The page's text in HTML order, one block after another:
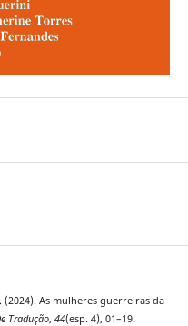
(2024). As mulheres guerreiras da
Tradução, 44(esp. 4), 01–19.